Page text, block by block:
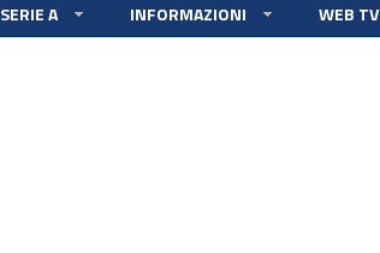
SERIE A INFORMAZIONI WEB TV